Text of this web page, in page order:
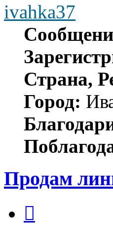
ivahka37
Страна,
Город:
Продам